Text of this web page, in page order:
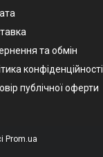
та обмін
конфіденційності
публічної оферти
Prom.ua